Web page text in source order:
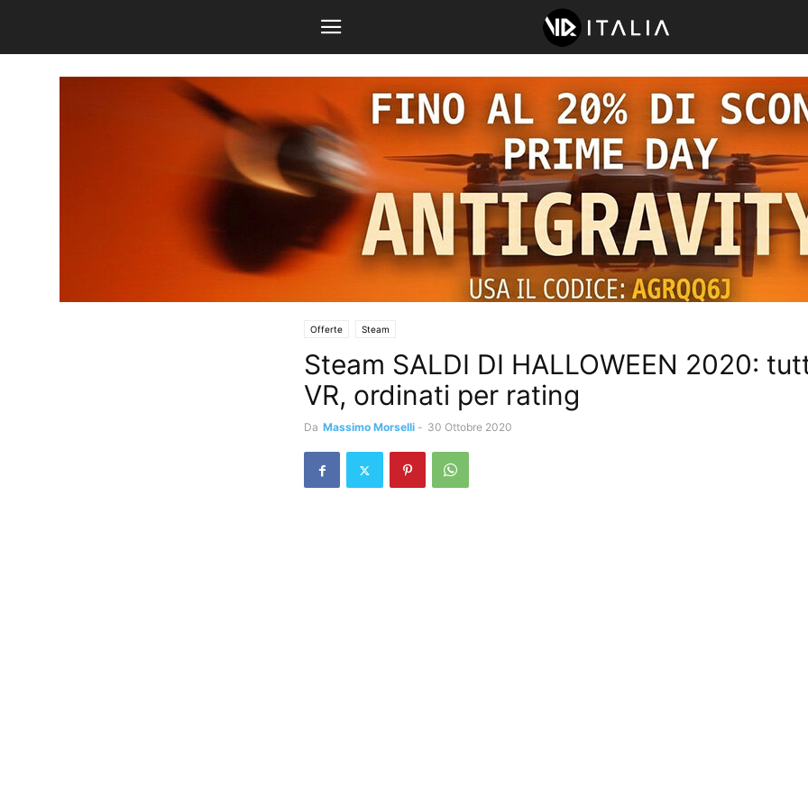
Offerte Steam
Steam SALDI DI HALLOWEEN 2020:
VR, ordinati per rating
Da Massimo Morselli - 30 Ottobre 2020